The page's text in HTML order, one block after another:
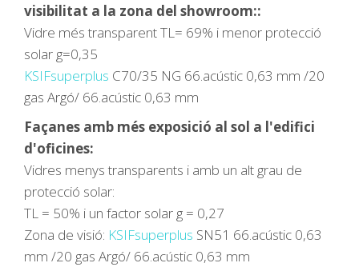
visibilitat a la zona del showroom::
Vidre més transparent TL= 69% i menor protecció
solar g=0,35
KSIFsuperplus C70/35 NG 66.acústic 0,63 mm /20
gas Argó/ 66.acústic 0,63 mm
Façanes amb més exposició al sol a l'edifici
d'oficines:
Vidres menys transparents i amb un alt grau de
protecció solar:
TL = 50% i un factor solar g = 0,27
Zona de visió: KSIFsuperplus SN51 66.acústic 0,63
mm /20 gas Argó/ 66.acústic 0,63 mm